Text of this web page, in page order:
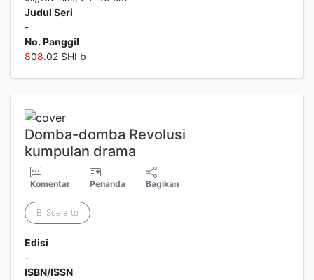
Judul Seri
-
No. Panggil
808.02 SHI b
Domba-domba Revolusi
kumpulan drama
Komentar Penanda Bagikan
B. Soelarto
Edisi
-
ISBN/ISSN